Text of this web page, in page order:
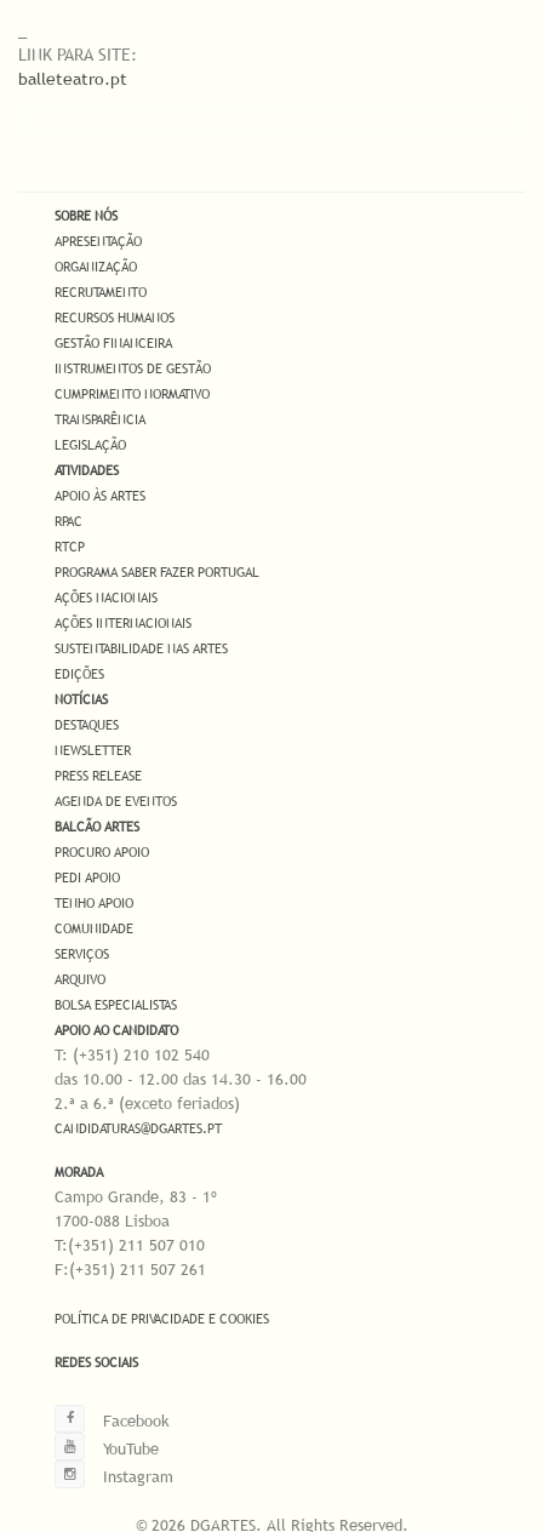
LINK PARA SITE:
balleteatro.pt
SOBRE NÓS
APRESENTAÇÃO
ORGANIZAÇÃO
RECRUTAMENTO
RECURSOS HUMANOS
GESTÃO FINANCEIRA
INSTRUMENTOS DE GESTÃO
CUMPRIMENTO NORMATIVO
TRANSPARÊNCIA
LEGISLAÇÃO
ATIVIDADES
APOIO ÀS ARTES
RPAC
RTCP
PROGRAMA SABER FAZER PORTUGAL
AÇÕES NACIONAIS
AÇÕES INTERNACIONAIS
SUSTENTABILIDADE NAS ARTES
EDIÇÕES
NOTÍCIAS
DESTAQUES
NEWSLETTER
PRESS RELEASE
AGENDA DE EVENTOS
BALCÃO ARTES
PROCURO APOIO
PEDI APOIO
TENHO APOIO
COMUNIDADE
SERVIÇOS
ARQUIVO
BOLSA ESPECIALISTAS
APOIO AO CANDIDATO
T: (+351) 210 102 540
das 10.00 - 12.00 das 14.30 - 16.00
2.ª a 6.ª (exceto feriados)
CANDIDATURAS@DGARTES.PT
MORADA
Campo Grande, 83 - 1º
1700-088 Lisboa
T:(+351) 211 507 010
F:(+351) 211 507 261
POLÍTICA DE PRIVACIDADE E COOKIES
REDES SOCIAIS
Facebook
YouTube
Instagram
© 2026 DGARTES. All Rights Reserved.